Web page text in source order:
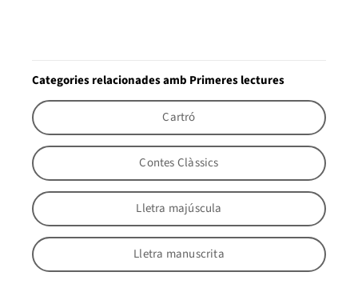
Categories relacionades amb Primeres lectures
Cartró
Contes Clàssics
Lletra majúscula
Lletra manuscrita